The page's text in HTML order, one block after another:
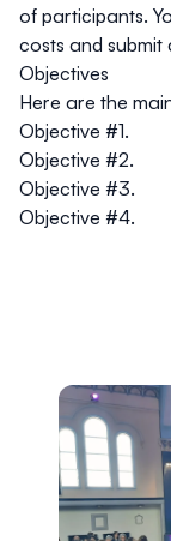
of participants.
costs and
Objectives
Here are the
Objective #1.
Objective #2.
Objective #3.
Objective #4.